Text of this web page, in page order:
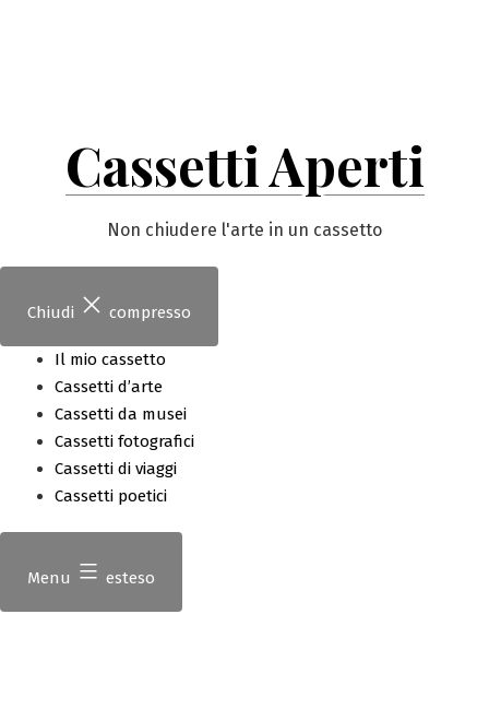
Cassetti Aperti
Non chiudere l'arte in un cassetto
Chiudi compresso
Il mio cassetto
Cassetti d’arte
Cassetti da musei
Cassetti fotografici
Cassetti di viaggi
Cassetti poetici
Menu esteso